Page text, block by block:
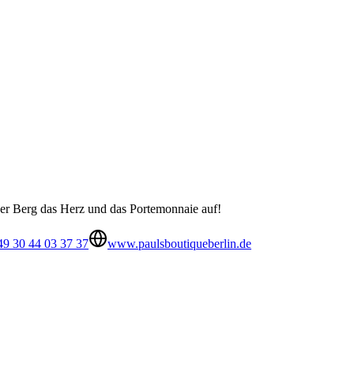
Berg das Herz und das Portemonnaie auf!
30 44 03 37 37
www.paulsboutiqueberlin.de